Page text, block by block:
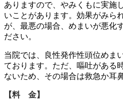
ありますので、やみくもに実施
いことがあります。効果がみら
が、最悪の場合、めまいが悪化
ださい。
当院では、良性発作性頭位めま
ております。ただ、嘔吐がある
ないため、その場合は救急か耳
【料 金】